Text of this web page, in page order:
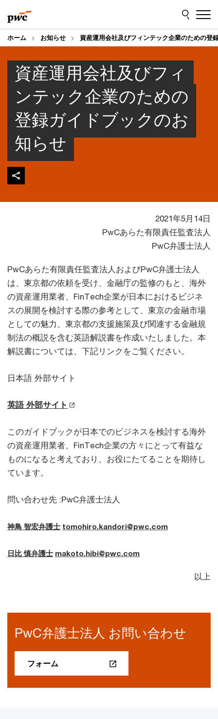
to
content
to
footer
ホーム お知らせ 資産運用会社及びフィンテック企業のための登
資産運用会社及びフィ
ンテック企業のための
登録ガイドブックのお
知らせ
2021年5月14日
PwCあらた有限責任監査法人
PwC弁護士法人
PwCあらた有限責任監査法人およびPwC弁護士法人
は、東京都の依頼を受け、金融庁の監修のもと、海外
の資産運用業者、FinTech企業が日本におけるビジネ
スの展開を検討する際の参考として、東京の金融市場
としての魅力、東京都の支援施策及び関連する金融規
制法の概説を含む英語解説書を作成いたしました。本
解説書については、下記リンクをご覧ください。
日本語 外部サイト
英語 外部サイト
このガイドブックが日本でのビジネスを検討する海外
の資産運用業者、FinTech企業の方々にとって有益な
ものになると考えており、お役にたてることを期待し
ています。
問い合わせ先 :PwC弁護士法人
神鳥 智宏弁護士 tomohiro.kandori@pwc.com
日比 慎弁護士 makoto.hibi@pwc.com
以上
PwC弁護士法人 お問い合わせ
フォーム